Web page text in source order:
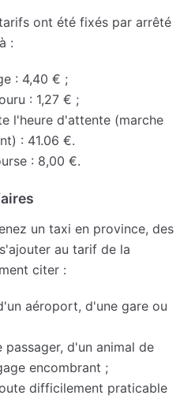
ont été fixés par arrêté
:
: 4,40 € ;
: 1,27 € ;
l'heure d'attente (marche
: 41.06 €.
: 8,00 €.
un taxi en province, des
au tarif de la
citer :
aéroport, d'une gare ou
d'un animal de
encombrant ;
difficilement praticable